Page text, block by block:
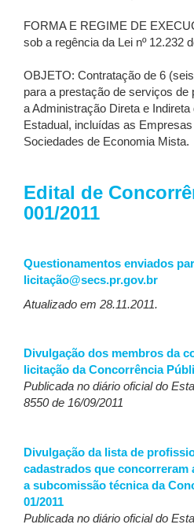
FORMA E REGIME DE
sob a regência da Lei nº 12.232
OBJETO: Contratação de 6
para a prestação de serviços de
a Administração Direta e
Estadual, incluídas as
Sociedades de Economia Mista.
Edital de
001/2011
Questionamentos enviados
licitação@secs.pr.gov.br
Atualizado em 28.11.2011.
Divulgação dos membros da
licitação da Concorrência
Publicada no diário oficial do
8550 de 16/09/2011
Divulgação da lista de
cadastrados que concorreram
a subcomissão técnica da
01/2011
Publicada no diário oficial do